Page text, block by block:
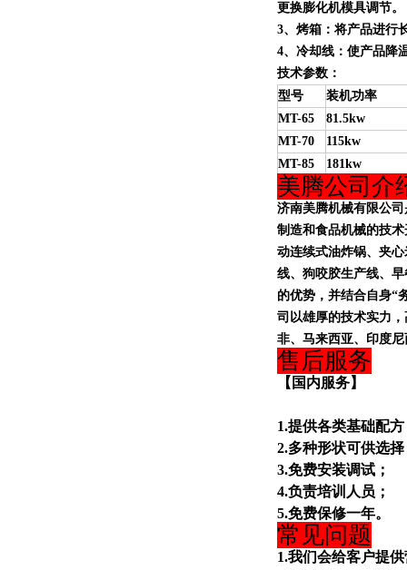
更换膨化机模具调节。
3、 烤箱 ：将产品进行
4、冷却线：使产品降
技术参数：
型号
装机功率
MT-65
81.5kw
MT-70
115kw
MT-85
181kw
美腾公司介
济南美腾机械有限公
制造和食品机械的技
动连续式油炸锅、夹
线、狗咬胶生产线、
的优势，并结合自身“
司以雄厚的技术实力
非、马来西亚、印度
售后服务
【国内服务】
1.提供各类基础配
2.多种形状可供选择
3.免费安装调试；
4.负责培训人员；
5.免费保修一年。
常见问题
1.我们会给客户提